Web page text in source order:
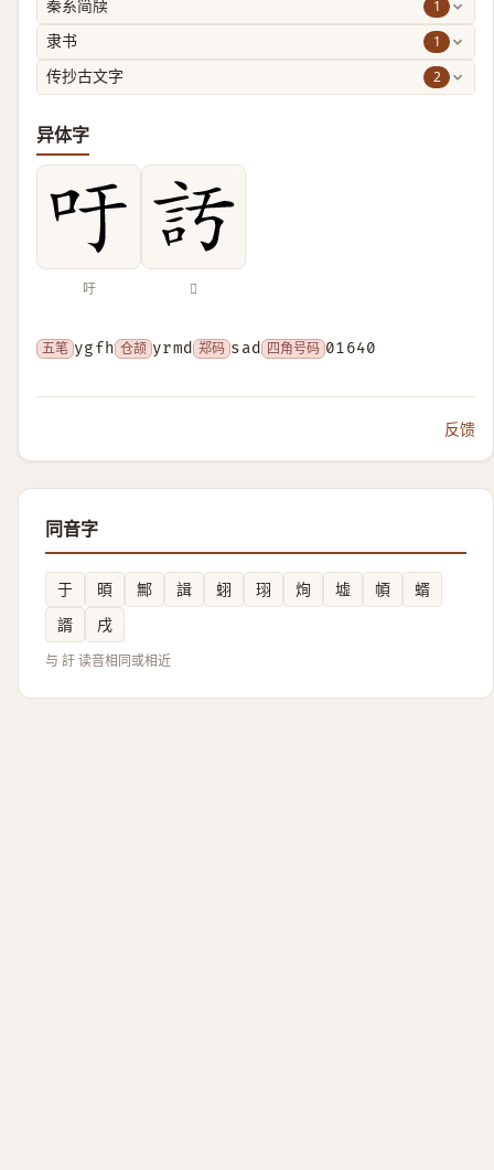
秦系简牍 1
隶书 1
传抄古文字 2
异体字
吁 𧥦
五笔 ygfh 仓颉 yrmd 郑码 sad 四角号码 01640
反馈
同音字
于 暊 鄦 諿 蛡 珝 㶷 墟 幁
蝑
諝
戌
与 訏 读音相同或相近